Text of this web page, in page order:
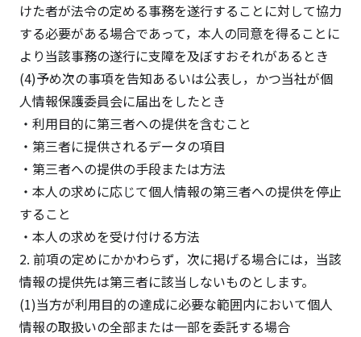
けた者が法令の定める事務を遂行することに対して協力
する必要がある場合であって，本人の同意を得ることに
より当該事務の遂行に支障を及ぼすおそれがあるとき
(4)予め次の事項を告知あるいは公表し，かつ当社が個
人情報保護委員会に届出をしたとき
・利用目的に第三者への提供を含むこと
・第三者に提供されるデータの項目
・第三者への提供の手段または方法
・本人の求めに応じて個人情報の第三者への提供を停止
すること
・本人の求めを受け付ける方法
2. 前項の定めにかかわらず，次に掲げる場合には，当該
情報の提供先は第三者に該当しないものとします。
(1)当方が利用目的の達成に必要な範囲内において個人
情報の取扱いの全部または一部を委託する場合